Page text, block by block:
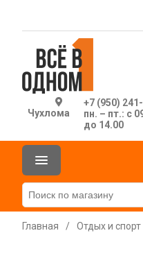
Чухлома
+7 (950)
пн. – пт.: с
до 14.00
Главная / Отдых и спорт